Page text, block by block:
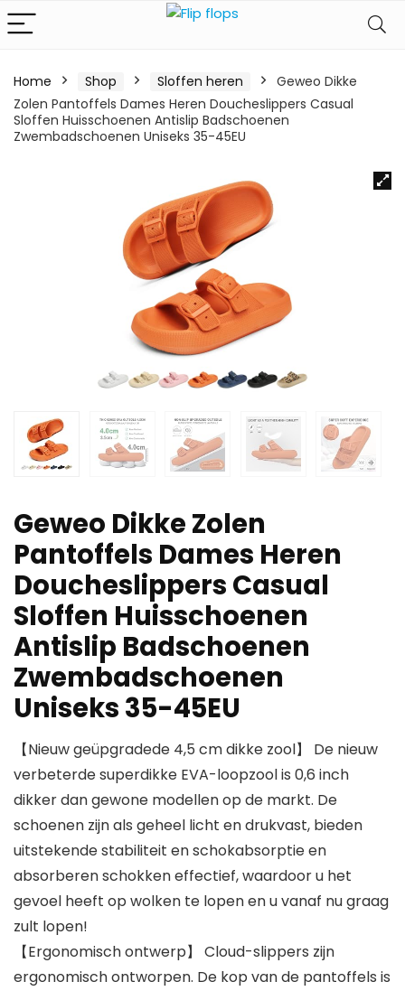
Home Shop Sloffen heren
Geweo Dikke
Zolen Pantoffels Dames Heren Doucheslippers Casual
Sloffen Huisschoenen Antislip Badschoenen
Zwembadschoenen Uniseks 35-45EU
Geweo Dikke Zolen
Pantoffels Dames Heren
Doucheslippers Casual
Sloffen Huisschoenen
Antislip Badschoenen
Zwembadschoenen
Uniseks 35-45EU
【Nieuw geüpgradede 4,5 cm dikke zool】 De nieuw
verbeterde superdikke EVA-loopzool is 0,6 inch
dikker dan gewone modellen op de markt. De
schoenen zijn als geheel licht en drukvast, bieden
uitstekende stabiliteit en schokabsorptie en
absorberen schokken effectief, waardoor u het
gevoel heeft op wolken te lopen en u vanaf nu graag
zult lopen!
【Ergonomisch ontwerp】 Cloud-slippers zijn
ergonomisch ontworpen. De kop van de pantoffels is